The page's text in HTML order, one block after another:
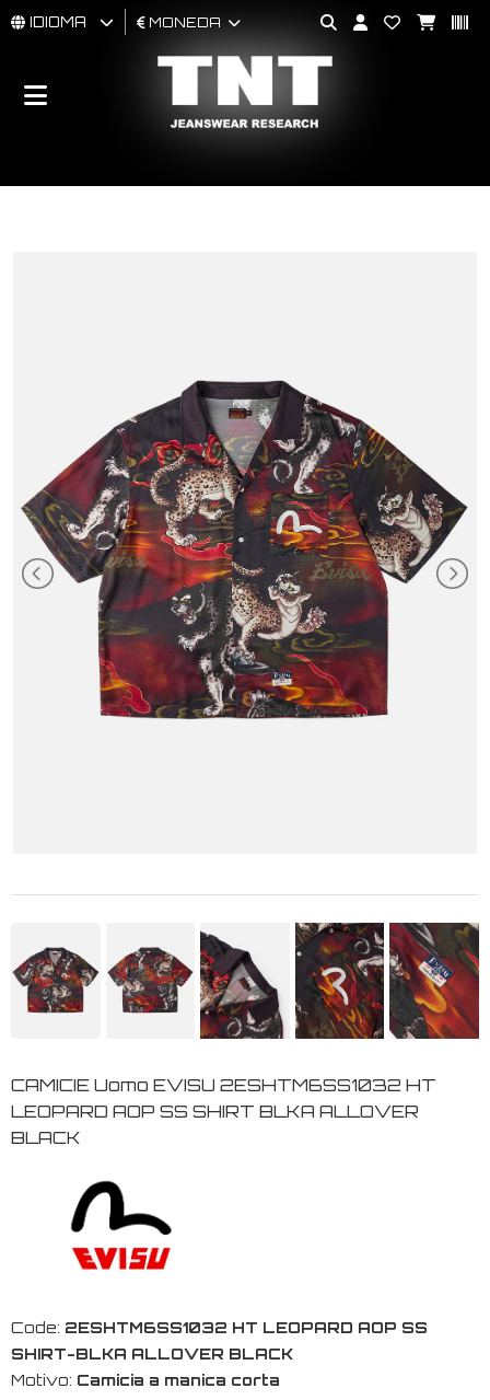
HOMBRES
BRAND
IDIOMA MONEDA
CAMICIE Uomo EVISU 2ESHTM6SS1032 HT
LEOPARD AOP SS SHIRT BLKA ALLOVER
BLACK
Code: 2ESHTM6SS1032 HT LEOPARD AOP SS
SHIRT-BLKA ALLOVER BLACK
Motivo: Camicia a manica corta